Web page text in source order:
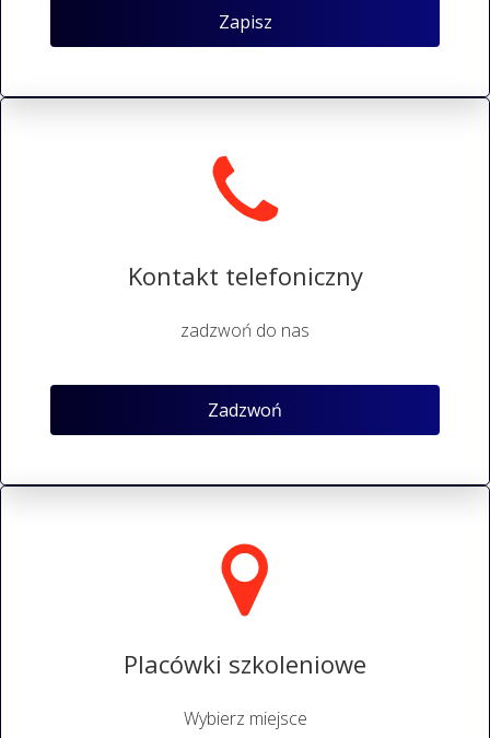
Zapisz
Kontakt telefoniczny
zadzwoń do nas
Zadzwoń
Placówki szkoleniowe
Wybierz miejsce